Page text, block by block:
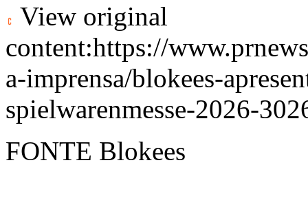
View original
content:https://
a-imprensa/blokees-
spielwarenmesse-2026-
FONTE Blokees